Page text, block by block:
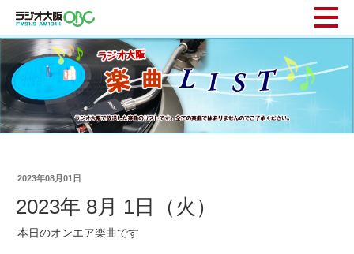
2023年08月01日
2023年 8月 1日（火）
本日のオンエア楽曲です